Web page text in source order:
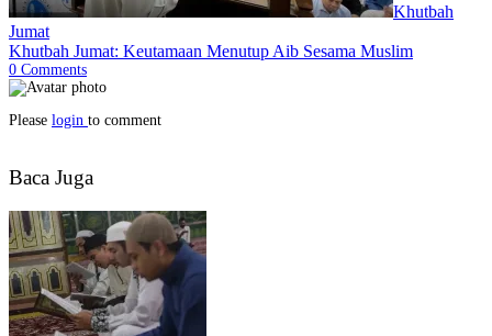
Khutbah
Jumat
Khutbah Jumat: Keutamaan Menutup Aib Sesama Muslim
0 Comments
Please login to comment
Baca Juga